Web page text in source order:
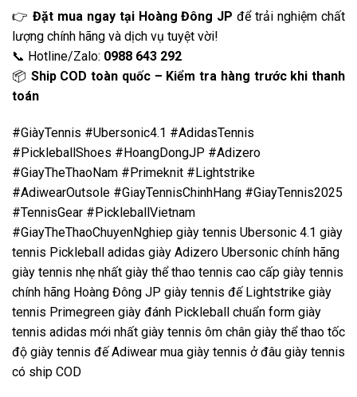
👉 Đặt mua ngay tại Hoàng Đông JP để trải nghiệm chất
lượng chính hãng và dịch vụ tuyệt vời!
📞 Hotline/Zalo: 0988 643 292
📦 Ship COD toàn quốc – Kiểm tra hàng trước khi thanh
toán
#GiàyTennis #Ubersonic4.1 #AdidasTennis
#PickleballShoes #HoangDongJP #Adizero
#GiayTheThaoNam #Primeknit #Lightstrike
#AdiwearOutsole #GiayTennisChinhHang #GiayTennis2025
#TennisGear #PickleballVietnam
#GiayTheThaoChuyenNghiep giày tennis Ubersonic 4.1 giày
tennis Pickleball adidas giày Adizero Ubersonic chính hãng
giày tennis nhẹ nhất giày thể thao tennis cao cấp giày tennis
chính hãng Hoàng Đông JP giày tennis đế Lightstrike giày
tennis Primegreen giày đánh Pickleball chuẩn form giày
tennis adidas mới nhất giày tennis ôm chân giày thể thao tốc
độ giày tennis đế Adiwear mua giày tennis ở đâu giày tennis
có ship COD